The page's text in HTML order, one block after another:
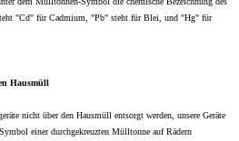
"Cd" für Cadmium, "Pb" steht für Blei, und "Hg" für
Hausmüll
nicht über den Hausmüll entsorgt werden, unsere Geräte
einer durchgekreuzten Mülltonne auf Rädern